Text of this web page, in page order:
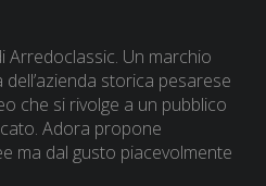
Arredoclassic. Un marchio
dell’azienda storica pesarese
che si rivolge a un pubblico
Adora propone
ma dal gusto piacevolmente